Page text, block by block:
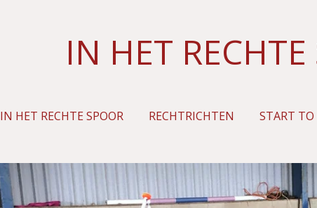
IN HET
IN HET RECHTE SPOOR RECHTRICHTEN START